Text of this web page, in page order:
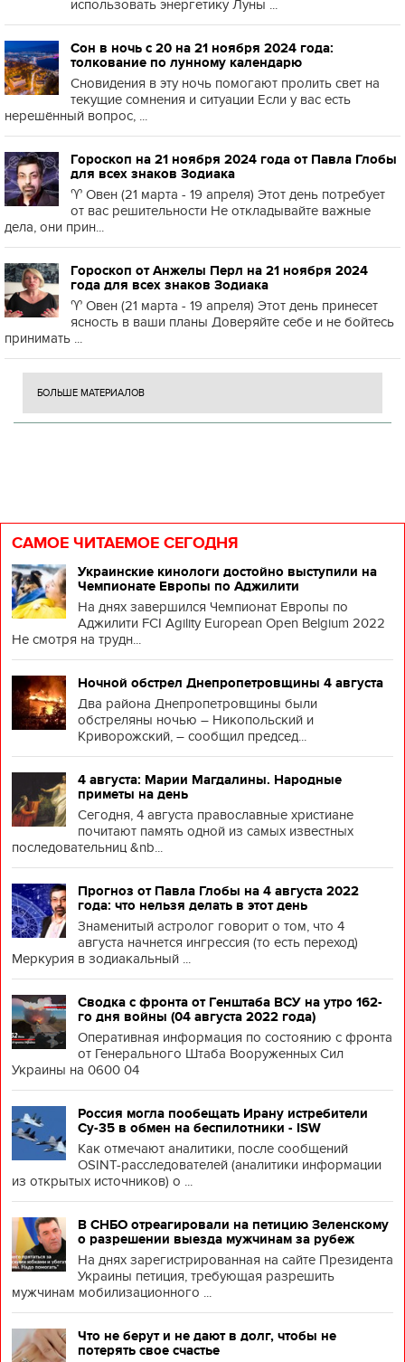
использовать энергетику Луны ...
Сон в ночь с 20 на 21 ноября 2024 года:
толкование по лунному календарю
Сновидения в эту ночь помогают пролить свет на
текущие сомнения и ситуации Если у вас есть
нерешённый вопрос, ...
Гороскоп на 21 ноября 2024 года от Павла Глобы
для всех знаков Зодиака
♈️ Овен (21 марта - 19 апреля) Этот день потребует
от вас решительности Не откладывайте важные
дела, они прин...
Гороскоп от Анжелы Перл на 21 ноября 2024
года для всех знаков Зодиака
♈️ Овен (21 марта - 19 апреля) Этот день принесет
ясность в ваши планы Доверяйте себе и не бойтесь
принимать ...
БОЛЬШЕ МАТЕРИАЛОВ
САМОЕ ЧИТАЕМОЕ СЕГОДНЯ
Украинские кинологи достойно выступили на
Чемпионате Европы по Аджилити
На днях завершился Чемпионат Европы по
Аджилити FCI Agility European Open Belgium 2022
Не смотря на трудн...
Ночной обстрел Днепропетровщины 4 августа
Два района Днепропетровщины были
обстреляны ночью – Никопольский и
Криворожский, – сообщил председ...
4 августа: Марии Магдалины. Народные
приметы на день
Сегодня, 4 августа православные христиане
почитают память одной из самых известных
последовательниц &nb...
Прогноз от Павла Глобы на 4 августа 2022
года: что нельзя делать в этот день
Знаменитый астролог говорит о том, что 4
августа начнется ингрессия (то есть переход)
Меркурия в зодиакальный ...
Сводка с фронта от Генштаба ВСУ на утро 162-
го дня войны (04 августа 2022 года)
Оперативная информация по состоянию с фронта
от Генерального Штаба Вооруженных Сил
Украины на 0600 04
Россия могла пообещать Ирану истребители
Су-35 в обмен на беспилотники - ISW
Как отмечают аналитики, после сообщений
OSINT-расследователей (аналитики информации
из открытых источников) о ...
В СНБО отреагировали на петицию Зеленскому
о разрешении выезда мужчинам за рубеж
На днях зарегистрированная на сайте Президента
Украины петиция, требующая разрешить
мужчинам мобилизационного ...
Что не берут и не дают в долг, чтобы не
потерять свое счастье